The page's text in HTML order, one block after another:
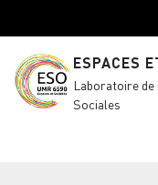
ESPACES
Laboratoire de
Sociales